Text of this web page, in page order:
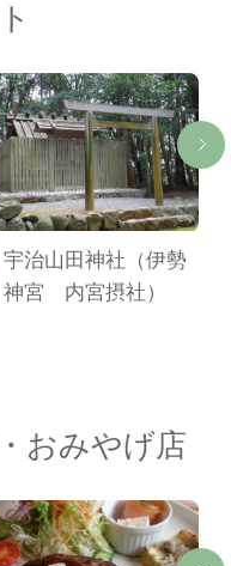
宇治山田神社（伊勢
神宮 内宮摂社）
おみやげ店